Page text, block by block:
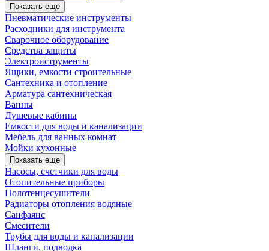
Показать еще
Пневматические инструменты
Расходники для инструмента
Сварочное оборудование
Средства защиты
Электроиструменты
Ящики, емкости строительные
Сантехника и отопление
Арматура сантехническая
Ванны
Душевые кабины
Емкости для воды и канализации
Мебель для ванных комнат
Мойки кухонные
Показать еще
Насосы, счетчики для воды
Отопительные приборы
Полотенцесушители
Радиаторы отопления водяные
Санфаянс
Смесители
Трубы для воды и канализации
Шланги, подводка